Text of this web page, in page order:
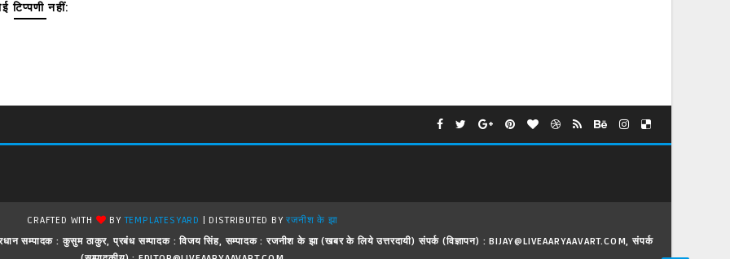
टिप्पणी नहीं:
CRAFTED WITH BYTEMPLATESYARD | DISTRIBUTED BYरजनीश के झा
सम्पादक : कुसुम ठाकुर, प्रबंध सम्पादक : विजय सिंह, सम्पादक : रजनीश के झा (खबर के लिये उत्तरदायी) संपर्क (विज्ञापन) : BIJAY@LIVEAARYAAVART.COM, संपर्क